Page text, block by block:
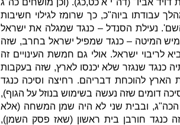
עבודתו ביוה"כ, כך שרומז לגילוי חשיבות
'. נעילת הסנדל – כנגד שמגלה את ישראל
המיטה – כנגד שמפיל ישראל בחרב, שזה
לריבוי ישראל. אולי גם חמשת העינויים זה
כנגד שנגזר שלא יכנסו לארץ, שזה בעקבות
הארץ להוכחת דבריהם. רחיצה וסיכה כנגד
דומים שזה נעשה בשימוש בנוזל על הגוף),
"ג, ובבית שני לא היה שמן המשחה (אלא
כנגד חורבן בית ראשון (שאז פסק השמן),